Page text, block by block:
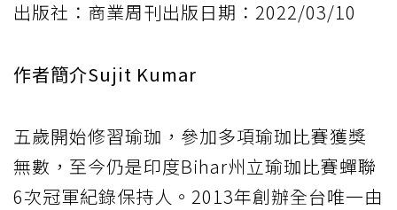
出版社：商業周刊出版日期：2022/03/10
作者簡介Sujit Kumar
五歲開始修習瑜珈，參加多項瑜珈比賽獲獎
無數，至今仍是印度Bihar州立瑜珈比賽蟬聯
6次冠軍紀錄保持人。2013年創辦全台唯一由